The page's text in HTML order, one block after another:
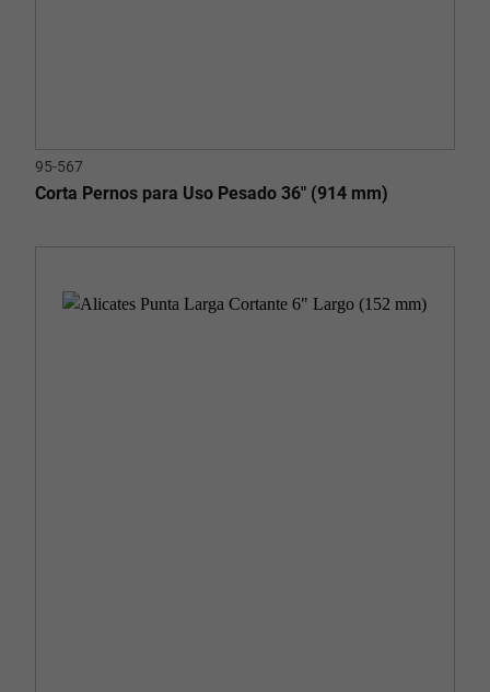
95-567
Corta Pernos para Uso Pesado 36" (914 mm)